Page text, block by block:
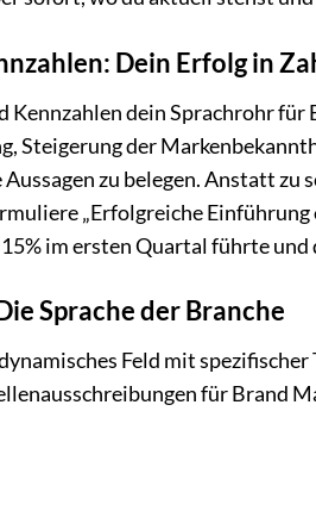
Dein Erfolg in
Kennzahlen dein Sprachrohr für
Steigerung der
Aussagen zu belegen. Anstatt
„Erfolgreiche
im ersten Quartal führte und
Sprache der Branche
Feld mit
für Brand